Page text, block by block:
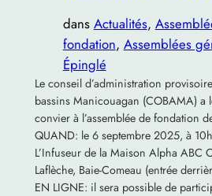
dans Actualités,
fondation, Assemblées
Épinglé
Le conseil d’administration
bassins Manicouagan (COBAMA) a
convier à l’assemblée de fondation
QUAND: le 6 septembre 2025, à
L’Infuseur de la Maison Alpha ABC
Laflèche, Baie-Comeau (entrée
EN LIGNE: il sera possible de